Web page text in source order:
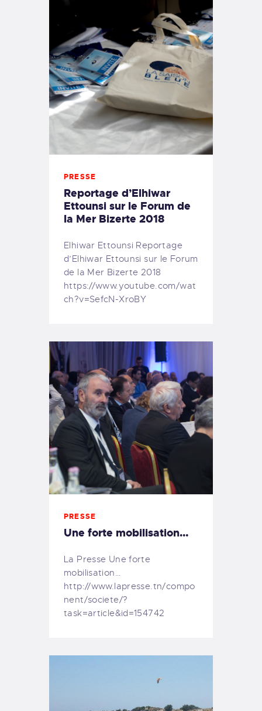
PRESSE
Reportage d’Elhiwar
Ettounsi sur le Forum de
la Mer Bizerte 2018
Elhiwar Ettounsi Reportage
d’Elhiwar Ettounsi sur le Forum
de la Mer Bizerte 2018
https://www.youtube.com/wat
ch?v=SefcN-XroBY
PRESSE
Une forte mobilisation…
La Presse Une forte
mobilisation…
http://www.lapresse.tn/compo
nent/societe/?
task=article&id=154742